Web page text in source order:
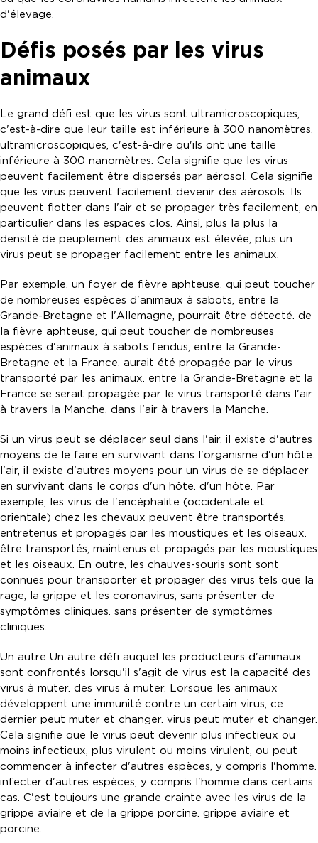
d'élevage.
Défis posés par les virus
animaux
Le grand défi est que les virus sont ultramicroscopiques,
c'est-à-dire que leur taille est inférieure à 300 nanomètres.
ultramicroscopiques, c'est-à-dire qu'ils ont une taille
inférieure à 300 nanomètres. Cela signifie que les virus
peuvent facilement être dispersés par aérosol. Cela signifie
que les virus peuvent facilement devenir des aérosols. Ils
peuvent flotter dans l'air et se propager très facilement, en
particulier dans les espaces clos. Ainsi, plus la plus la
densité de peuplement des animaux est élevée, plus un
virus peut se propager facilement entre les animaux.
Par exemple, un foyer de fièvre aphteuse, qui peut toucher
de nombreuses espèces d'animaux à sabots, entre la
Grande-Bretagne et l'Allemagne, pourrait être détecté. de
la fièvre aphteuse, qui peut toucher de nombreuses
espèces d'animaux à sabots fendus, entre la Grande-
Bretagne et la France, aurait été propagée par le virus
transporté par les animaux. entre la Grande-Bretagne et la
France se serait propagée par le virus transporté dans l'air
à travers la Manche. dans l'air à travers la Manche.
Si un virus peut se déplacer seul dans l'air, il existe d'autres
moyens de le faire en survivant dans l'organisme d'un hôte.
l'air, il existe d'autres moyens pour un virus de se déplacer
en survivant dans le corps d'un hôte. d'un hôte. Par
exemple, les virus de l'encéphalite (occidentale et
orientale) chez les chevaux peuvent être transportés,
entretenus et propagés par les moustiques et les oiseaux.
être transportés, maintenus et propagés par les moustiques
et les oiseaux. En outre, les chauves-souris sont sont
connues pour transporter et propager des virus tels que la
rage, la grippe et les coronavirus, sans présenter de
symptômes cliniques. sans présenter de symptômes
cliniques.
Un autre Un autre défi auquel les producteurs d'animaux
sont confrontés lorsqu'il s'agit de virus est la capacité des
virus à muter. des virus à muter. Lorsque les animaux
développent une immunité contre un certain virus, ce
dernier peut muter et changer. virus peut muter et changer.
Cela signifie que le virus peut devenir plus infectieux ou
moins infectieux, plus virulent ou moins virulent, ou peut
commencer à infecter d'autres espèces, y compris l'homme.
infecter d'autres espèces, y compris l'homme dans certains
cas. C'est toujours une grande crainte avec les virus de la
grippe aviaire et de la grippe porcine. grippe aviaire et
porcine.